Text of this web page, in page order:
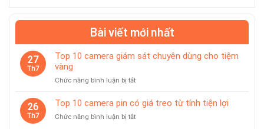
Bài viết mới nhất
27
Th7
Top 10 camera giám sát chuyên dùng cho tiệm
vàng
Chức năng bình luận bị tắtở
10
camera
giám
26
Th7
Top 10 camera pin có giá treo từ tính tiện lợi
Chức năng bình luận bị tắtở